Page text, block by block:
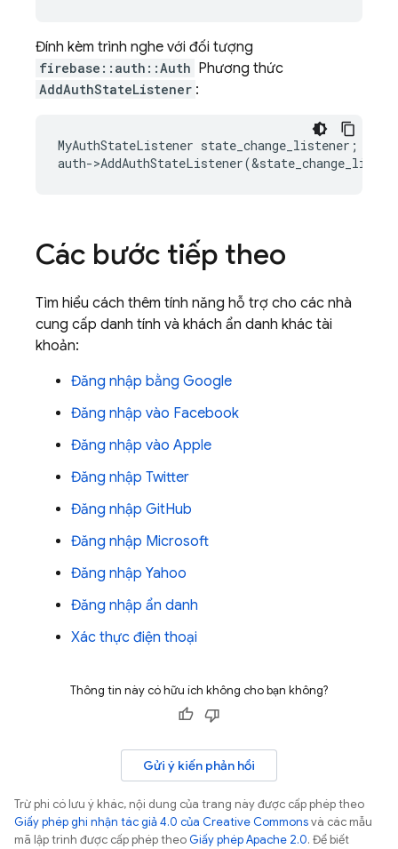
Đính kèm trình nghe với đối tượng
firebase::auth::Auth Phương thức
AddAuthStateListener :
MyAuthStateListener state_change_listener ;
auth->AddAuthStateListener(&
Các bước tiếp theo
Tìm hiểu cách thêm tính năng hỗ trợ cho các nhà
cung cấp danh tính và khách ẩn danh khác tài
khoản:
Đăng nhập bằng Google
Đăng nhập vào Facebook
Đăng nhập vào Apple
Đăng nhập Twitter
Đăng nhập GitHub
Đăng nhập Microsoft
Đăng nhập Yahoo
Đăng nhập ẩn danh
Xác thực điện thoại
Thông tin này có hữu ích không cho bạn không?
Gửi ý kiến phản hồi
Trừ phi có lưu ý khác, nội dung của trang này được cấp phép theo
Giấy phép ghi nhận tác giả 4.0 của Creative Commonsvà các mẫu
mã lập trình được cấp phép theoGiấy phép Apache 2.0. Để biết